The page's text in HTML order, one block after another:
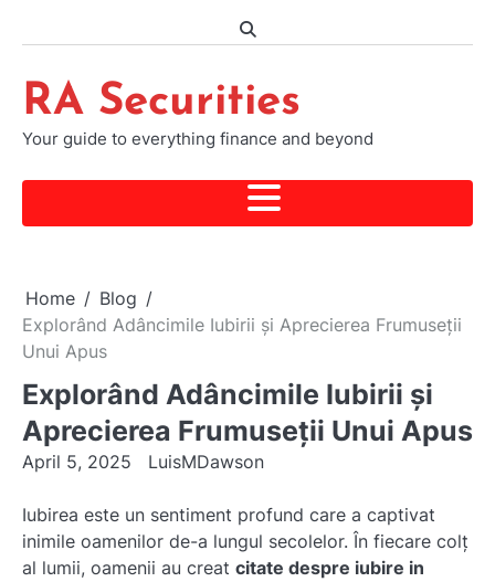
RA Securities
Your guide to everything finance and beyond
Home
Blog
Explorând Adâncimile Iubirii și Aprecierea Frumuseții
Unui Apus
Explorând Adâncimile Iubirii și
Aprecierea Frumuseții Unui Apus
April 5, 2025 LuisMDawson
Iubirea este un sentiment profund care a captivat
inimile oamenilor de-a lungul secolelor. În fiecare colț
al lumii, oamenii au creat citate despre iubire in